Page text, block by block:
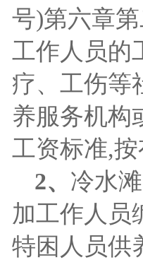
号)第六章
工作人员的
疗、工伤等
养服务机构
工资标准,
2、 冷水
加工作人员
特困人员供